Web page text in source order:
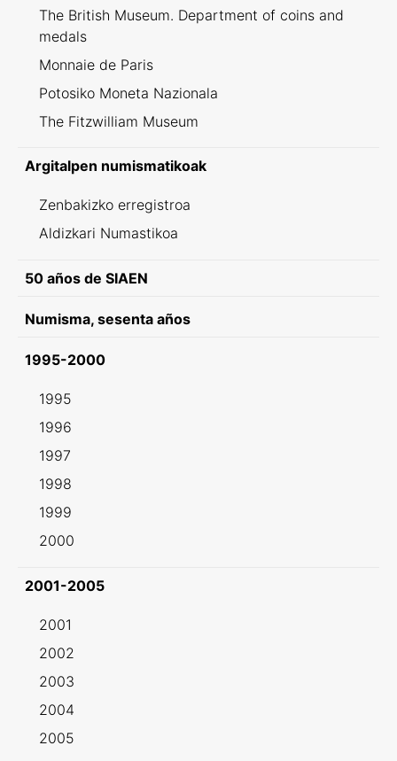
The British Museum. Department of coins and
medals
Monnaie de Paris
Potosiko Moneta Nazionala
The Fitzwilliam Museum
Argitalpen numismatikoak
Zenbakizko erregistroa
Aldizkari Numastikoa
50 años de SIAEN
Numisma, sesenta años
1995-2000
1995
1996
1997
1998
1999
2000
2001-2005
2001
2002
2003
2004
2005